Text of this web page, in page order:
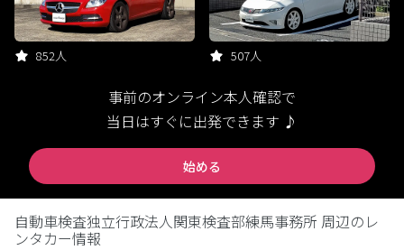
852人 507人
事前のオンライン本人確認で
当日はすぐに出発できます ♪
始める
自動車検査独立行政法人関東検査部練馬事務所 周辺のレ
ンタカー情報